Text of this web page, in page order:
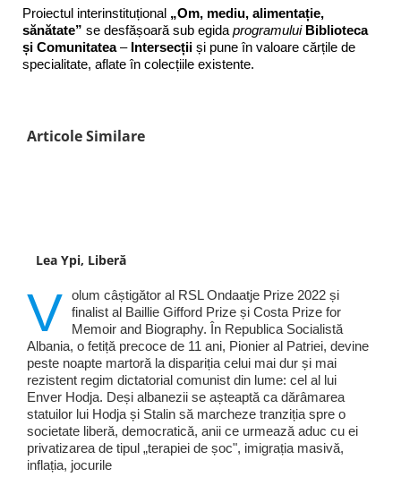
Proiectul interinstituțional „Om, mediu, alimentație,
sănătate” se desfășoară sub egida programului Biblioteca
și Comunitatea– Intersecții și pune în valoare cărțile de
specialitate, aflate în colecțiile existente.
Articole Similare
Lea Ypi, Liberă
V olum câștigător al RSL Ondaatje Prize 2022 și
finalist al Baillie Gifford Prize și Costa Prize for
Memoir and Biography. În Republica Socialistă
Albania, o fetiță precoce de 11 ani, Pionier al Patriei, devine
peste noapte martoră la dispariția celui mai dur și mai
rezistent regim dictatorial comunist din lume: cel al lui
Enver Hodja. Deși albanezii se așteaptă ca dărâmarea
statuilor lui Hodja și Stalin să marcheze tranziția spre o
societate liberă, democratică, anii ce urmează aduc cu ei
privatizarea de tipul „terapiei de șoc", imigrația masivă,
inflația, jocurile